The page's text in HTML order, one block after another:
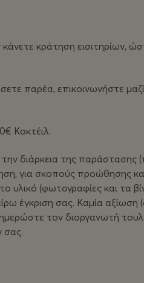
κράτηση εισιτηρίων,
παρέα, επικοινωνήστε
Κοκτέιλ.
διάρκεια της παράστασης
για σκοπούς προώθησης
υλικό (φωτογραφίες και τα
έγκριση σας. Καμία
τον διοργανωτή
σας.